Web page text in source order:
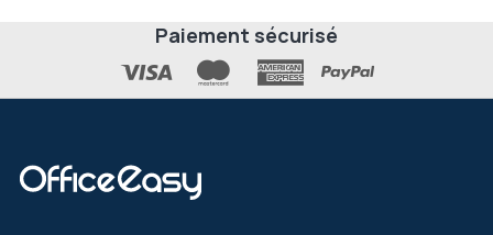
Paiement sécurisé